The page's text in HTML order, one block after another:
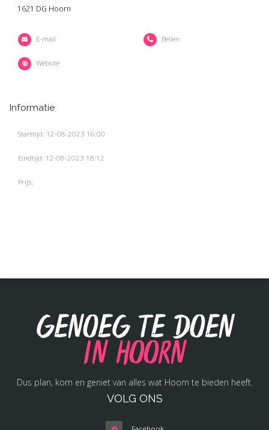
1621 DG Hoorn
E-mail Bellen
Website
Informatie
Starttijd: 12-08-2023 16:00
Eindtijd: 12-08-2023 18:12
Prijs:
Genoeg te doen
in Hoorn
Dus plan, kom en geniet van alles wat Hoorn te bieden heeft.
VOLG ONS